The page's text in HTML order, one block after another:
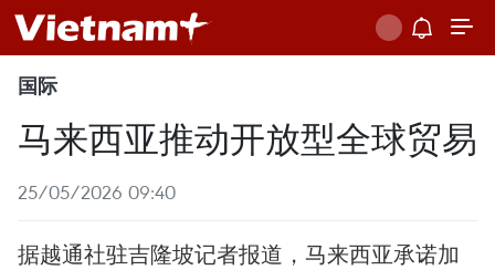
国际
马来西亚推动开放型全球贸易
25/05/2026 09:40
据越通社驻吉隆坡记者报道，马来西亚承诺加